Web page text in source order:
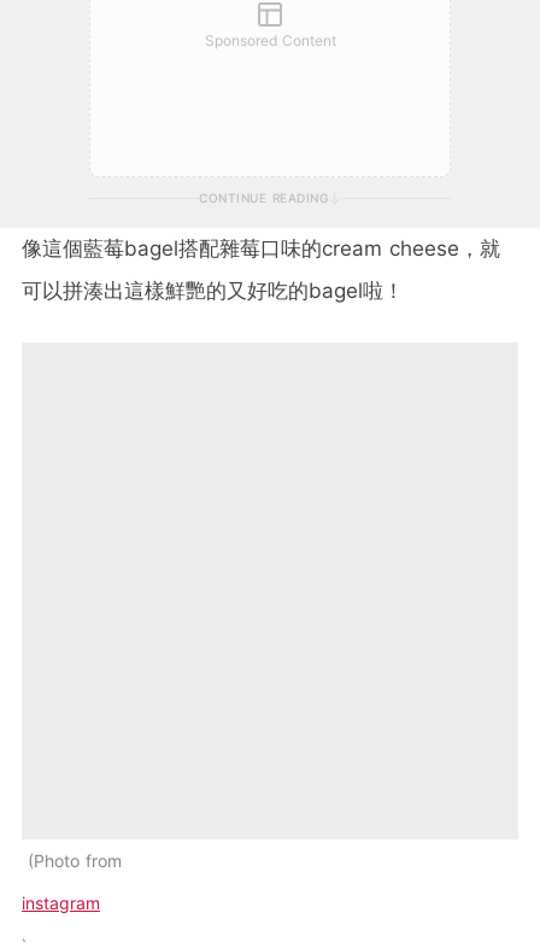
Sponsored Content
CONTINUE READING
像這個藍莓bagel搭配雜莓口味的cream cheese，就
可以拼湊出這樣鮮艷的又好吃的bagel啦！
Photo from
instagram